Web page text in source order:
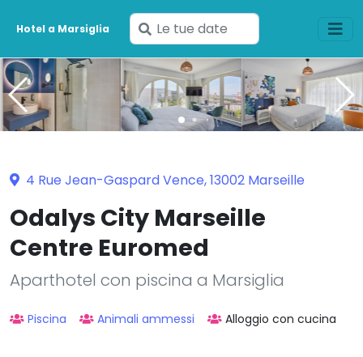
Hotel a Marsiglia
Inserisci
le
tue
date
4 Rue Jean-Gaspard Vence, 13002 Marseille
Odalys City Marseille
Centre Euromed
Aparthotel con piscina a Marsiglia
Piscina Animali ammessi Alloggio con cucina